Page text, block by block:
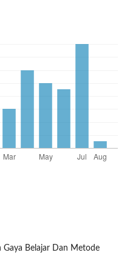
Gaya Belajar Dan Metode